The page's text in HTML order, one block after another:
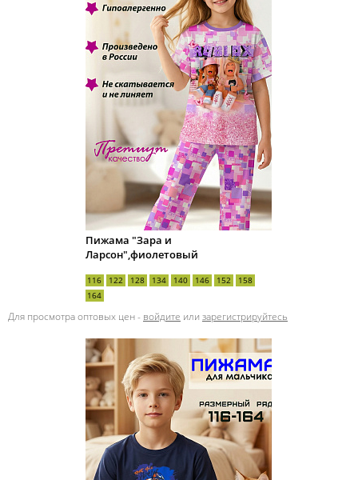
Пижама "Зара и
Ларсон",фиолетовый
116 122 128 134 140 146 152
158
164
Для просмотра оптовых цен - войдите или зарегистрируйтесь